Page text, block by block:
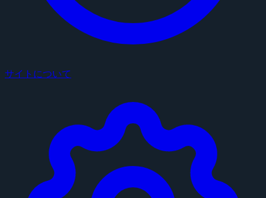
サイトについて